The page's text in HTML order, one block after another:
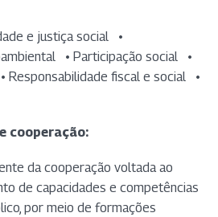
e justiça social •
• Participação social •
Responsabilidade fiscal e social •
cooperação:
da cooperação voltada ao
de capacidades e competências
por meio de formações